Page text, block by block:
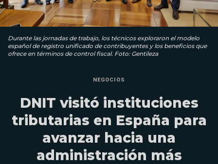
Durante las jornadas de trabajo, los técnicos exploraron el modelo
español de registro unificado de contribuyentes y los beneficios que
ofrece en términos de control fiscal. Foto: Gentileza
NEGOCIOS
DNIT visitó instituciones
tributarias en España para
avanzar hacia una
administración más